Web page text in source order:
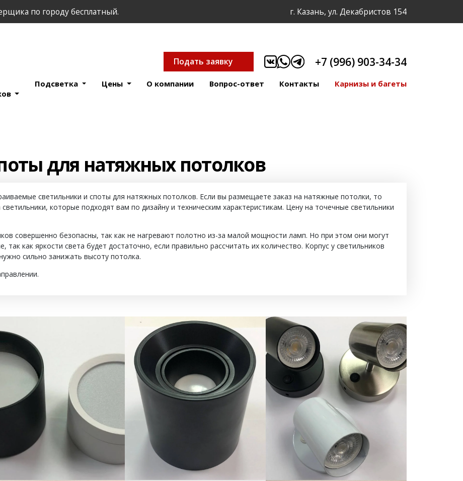
по городу бесплатный. г. Казань, ул. Декабристов 154
Подать заявку +7 (996) 903-34-34
Подсветка Цены О компании Вопрос-ответ Контакты Карнизы и багеты
для натяжных потолков
светильники и споты для натяжных потолков. Если вы размещаете заказ на натяжные потолки, то
которые подходят вам по дизайну и техническим характеристикам. Цену на точечные светильники
совершенно безопасны, так как не нагревают полотно из-за малой мощности ламп. Но при этом они могут
так как яркости света будет достаточно, если правильно рассчитать их количество. Корпус у светильников
сильно занижать высоту потолка.